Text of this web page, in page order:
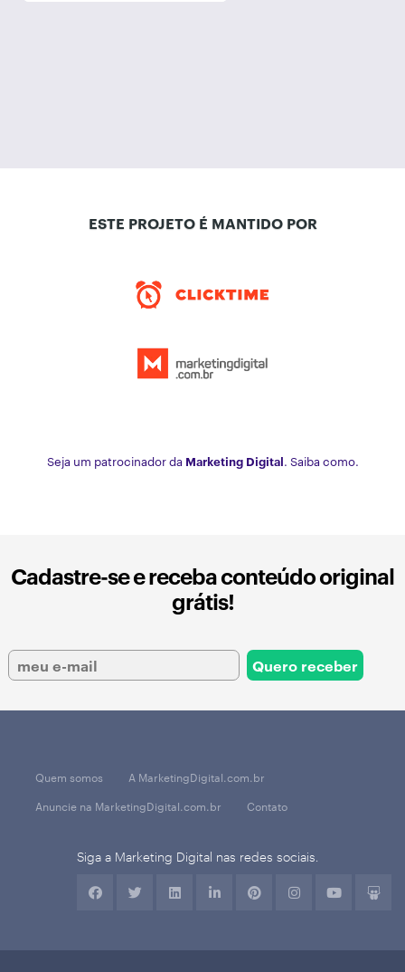
ESTE PROJETO É MANTIDO POR
Seja um patrocinador da Marketing Digital. Saiba como.
Cadastre-se e receba conteúdo original
grátis!
Quem somos
A MarketingDigital.com.br
Anuncie na MarketingDigital.com.br
Contato
Siga a Marketing Digital nas redes sociais.